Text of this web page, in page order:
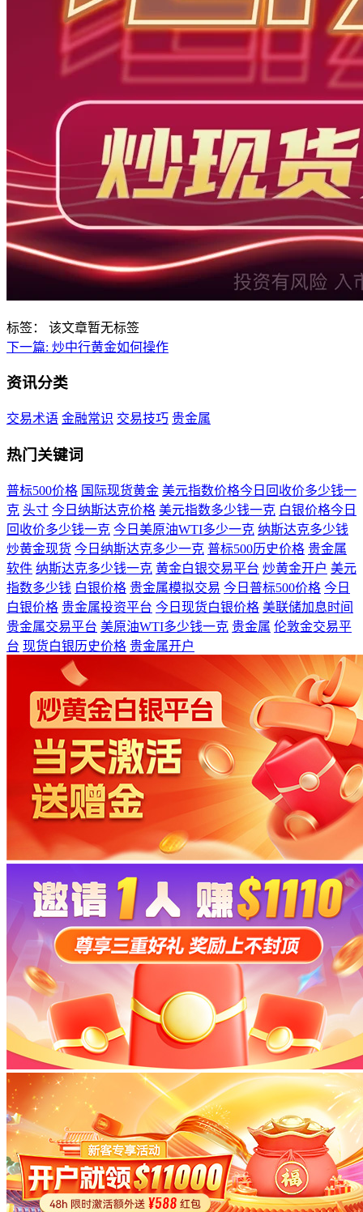
标签：
该文章暂无标签
下一篇: 炒中行黄金如何操作
资讯分类
交易术语 金融常识 交易技巧 贵金属
热门关键词
普标500价格 国际现货黄金 美元指数价格今日回收价多少钱一
克 头寸 今日纳斯达克价格 美元指数多少钱一克 白银价格今日
回收价多少钱一克 今日美原油WTI多少一克 纳斯达克多少钱
炒黄金现货 今日纳斯达克多少一克 普标500历史价格 贵金属
软件 纳斯达克多少钱一克 黄金白银交易平台 炒黄金开户 美元
指数多少钱 白银价格 贵金属模拟交易 今日普标500价格 今日
白银价格 贵金属投资平台 今日现货白银价格 美联储加息时间
贵金属交易平台 美原油WTI多少钱一克 贵金属 伦敦金交易平
台 现货白银历史价格 贵金属开户